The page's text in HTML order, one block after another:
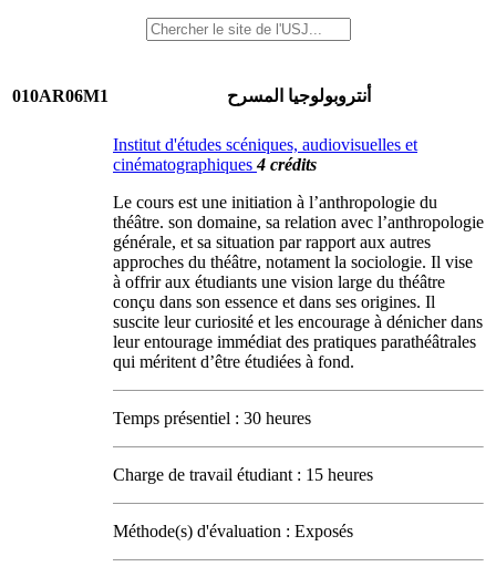
010AR06M1 أنتروبولوجيا المسرح
Institut d'études scéniques, audiovisuelles et
cinématographiques4 crédits
Le cours est une initiation à l’anthropologie du
théâtre. son domaine, sa relation avec l’anthropologie
générale, et sa situation par rapport aux autres
approches du théâtre, notament la sociologie. Il vise
à offrir aux étudiants une vision large du théâtre
conçu dans son essence et dans ses origines. Il
suscite leur curiosité et les encourage à dénicher dans
leur entourage immédiat des pratiques parathéâtrales
qui méritent d’être étudiées à fond.
Temps présentiel : 30 heures
Charge de travail étudiant : 15 heures
Méthode(s) d'évaluation : Exposés